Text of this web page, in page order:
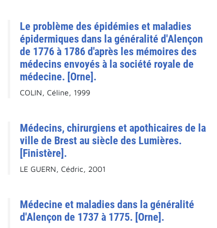
Le problème des épidémies et maladies
épidermiques dans la généralité d'Alençon
de 1776 à 1786 d'après les mémoires des
médecins envoyés à la société royale de
médecine. [Orne].
COLIN, Céline, 1999
Médecins, chirurgiens et apothicaires de la
ville de Brest au siècle des Lumières.
[Finistère].
LE GUERN, Cédric, 2001
Médecine et maladies dans la généralité
d'Alençon de 1737 à 1775. [Orne].